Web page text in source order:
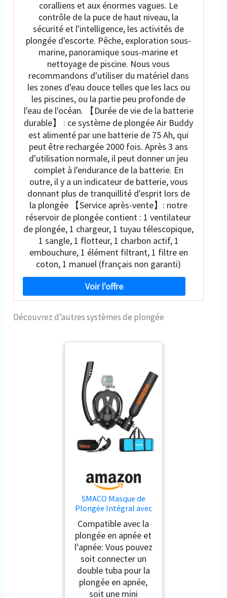
coralliens et aux énormes vagues. Le
contrôle de la puce de haut niveau, la
sécurité et l'intelligence, les activités de
plongée d'escorte. Pêche, exploration sous-
marine, panoramique sous-marine et
nettoyage de piscine. Nous vous
recommandons d'utiliser du matériel dans
les zones d'eau douce telles que les lacs ou
les piscines, ou la partie peu profonde de
l'eau de l'océan. 【Durée de vie de la batterie
durable】 : ce système de plongée Air Buddy
est alimenté par une batterie de 75 Ah, qui
peut être rechargée 2000 fois. Après 3 ans
d'utilisation normale, il peut donner un jeu
complet à l'endurance de la batterie. En
outre, il y a un indicateur de batterie, vous
donnant plus de tranquillité d'esprit lors de
la plongée 【Service après-vente】: notre
réservoir de plongée contient : 1 ventilateur
de plongée, 1 chargeur, 1 tuyau télescopique,
1 sangle, 1 flotteur, 1 charbon actif, 1
embouchure, 1 élément filtrant, 1 filtre en
coton, 1 manuel (français non garanti)
Découvrez d’autres systèmes de plongée
SMACO Masque de
Plongée Intégral avec
Mini Bouteille de
Plongée 0.5L Système
de Plongée Portable
pour Apnée, Eaux Peu
Profondes et
Alimentation d'air
d'urgence
Compatible avec la
plongée en apnée et
l'apnée: Vous pouvez
soit connecter un
double tuba pour la
plongée en apnée,
soit une mini